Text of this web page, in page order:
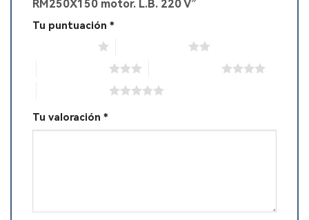
RM250X150 motor. L.B. 220 V”
Tu puntuación *
Tu valoración *